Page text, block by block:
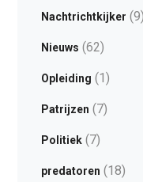
Nachtrichtkijker (9)
Nieuws (62)
Opleiding (1)
Patrijzen (7)
Politiek(7)
predatoren (18)